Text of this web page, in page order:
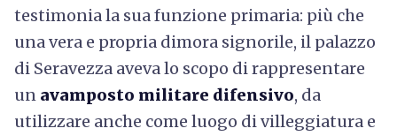
testimonia la sua funzione primaria: più che
una vera e propria dimora signorile, il palazzo
di Seravezza aveva lo scopo di rappresentare
un avamposto militare difensivo, da
utilizzare anche come luogo di villeggiatura e